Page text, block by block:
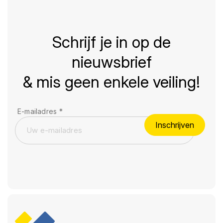
Schrijf je in op de
nieuwsbrief
& mis geen enkele veiling!
E-mailadres *
Inschrijven